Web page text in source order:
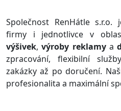
Společnost RenHátle
firmy i jednotlivce v
výšivek, výroby reklamya
zpracování, flexibilní
zakázky až po doručení.
profesionalita a maximální